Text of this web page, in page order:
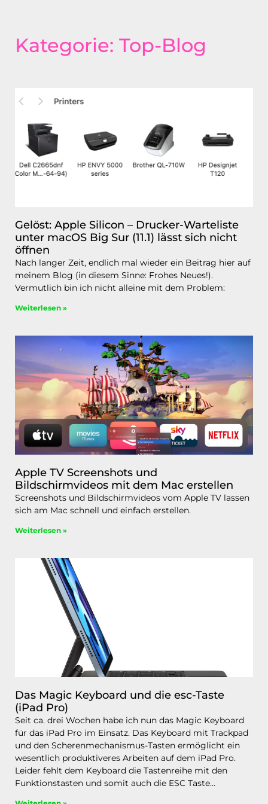
Kategorie: Top-Blog
Gelöst: Apple Silicon – Drucker-Warteliste
unter macOS Big Sur (11.1) lässt sich nicht
öffnen
Nach langer Zeit, endlich mal wieder ein Beitrag hier auf
meinem Blog (in diesem Sinne: Frohes Neues!).
Vermutlich bin ich nicht alleine mit dem Problem:
Weiterlesen »
Apple TV Screenshots und
Bildschirmvideos mit dem Mac erstellen
Screenshots und Bildschirmvideos vom Apple TV lassen
sich am Mac schnell und einfach erstellen.
Weiterlesen »
Das Magic Keyboard und die esc-Taste
(iPad Pro)
Seit ca. drei Wochen habe ich nun das Magic Keyboard
für das iPad Pro im Einsatz. Das Keyboard mit Trackpad
und den Scherenmechanismus-Tasten ermöglicht ein
wesentlich produktiveres Arbeiten auf dem iPad Pro.
Leider fehlt dem Keyboard die Tastenreihe mit den
Funktionstasten und somit auch die ESC Taste…